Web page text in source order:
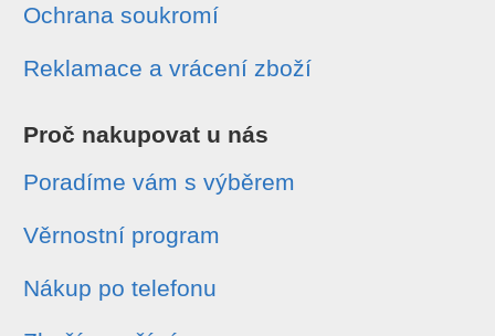
Ochrana soukromí
Reklamace a vrácení zboží
Proč nakupovat u nás
Poradíme vám s výběrem
Věrnostní program
Nákup po telefonu